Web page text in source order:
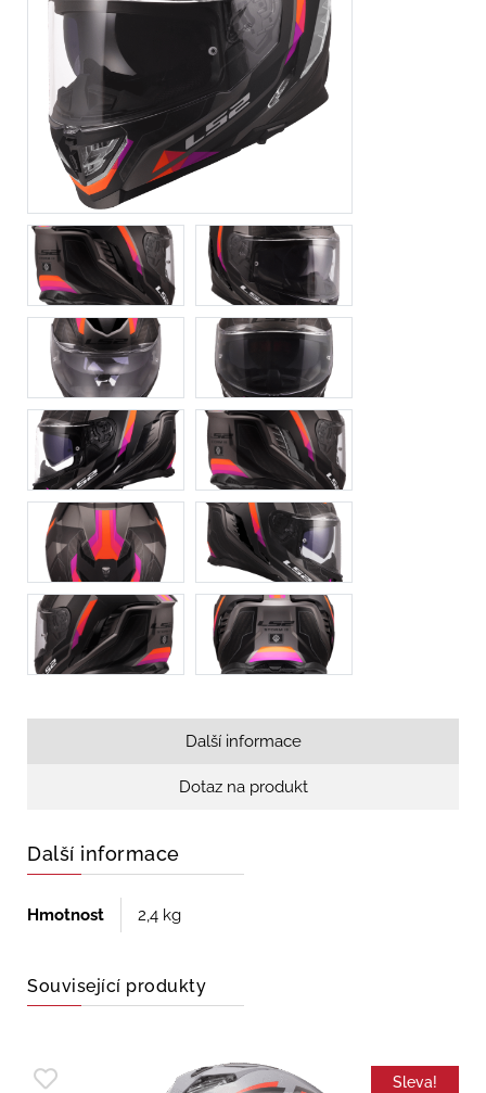
Další informace
Dotaz na produkt
Další informace
Hmotnost 2,4 kg
Související produkty
Sleva!